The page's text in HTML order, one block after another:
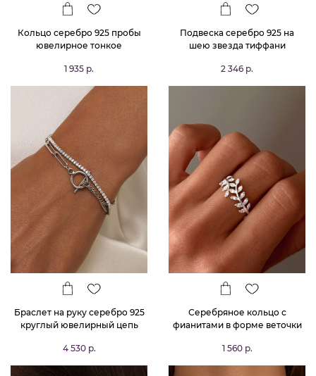
Кольцо серебро 925 пробы
ювелирное тонкое
1 935 р.
Подвеска серебро 925 на
шею звезда тиффани
2 346 р.
Браслет на руку серебро 925
круглый ювелирный цепь
4 530 р.
Серебряное кольцо с
фианитами в форме веточки
1 560 р.